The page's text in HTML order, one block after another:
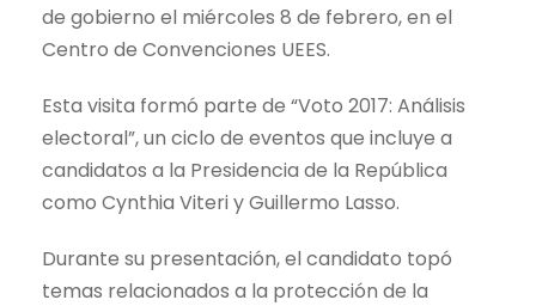
de gobierno el miércoles 8 de febrero, en el
Centro de Convenciones UEES.
Esta visita formó parte de “Voto 2017: Análisis
electoral”, un ciclo de eventos que incluye a
candidatos a la Presidencia de la República
como Cynthia Viteri y Guillermo Lasso.
Durante su presentación, el candidato topó
temas relacionados a la protección de la